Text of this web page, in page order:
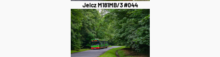
Jelcz M181MB/3 #044